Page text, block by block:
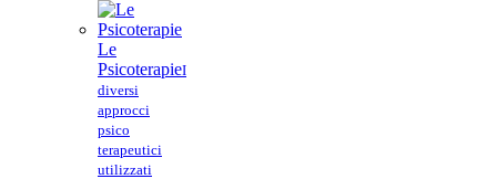
Le
PsicoterapieI
diversi
approcci
psico
terapeutici
utilizzati